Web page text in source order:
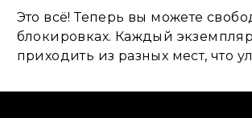
Это всё! Теперь вы можете
блокировках. Каждый
приходить из разных мест, что